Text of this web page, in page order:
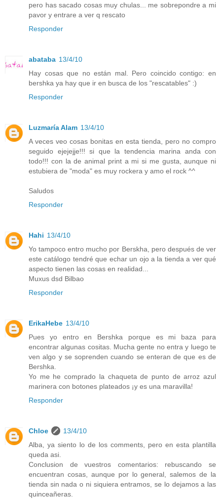
pero has sacado cosas muy chulas... me sobrepondre a mi
pavor y entrare a ver q rescato
Responder
abataba 13/4/10
Hay cosas que no están mal. Pero coincido contigo: en
bershka ya hay que ir en busca de los "rescatables" :)
Responder
Luzmaría Alam 13/4/10
A veces veo cosas bonitas en esta tienda, pero no compro
seguido ejejejje!!! si que la tendencia marina anda con
todo!!! con la de animal print a mi si me gusta, aunque ni
estubiera de "moda" es muy rockera y amo el rock ^^
Saludos
Responder
Hahi 13/4/10
Yo tampoco entro mucho por Berskha, pero después de ver
este catálogo tendré que echar un ojo a la tienda a ver qué
aspecto tienen las cosas en realidad...
Muxus dsd Bilbao
Responder
ErikaHebe 13/4/10
Pues yo entro en Bershka porque es mi baza para
encontrar algunas cositas. Mucha gente no entra y luego te
ven algo y se soprenden cuando se enteran de que es de
Bershka.
Yo me he comprado la chaqueta de punto de arroz azul
marinera con botones plateados ¡y es una maravilla!
Responder
Chloe
13/4/10
Alba, ya siento lo de los comments, pero en esta plantilla
queda asi.
Conclusion de vuestros comentarios: rebuscando se
encuentran cosas, aunque por lo general, salemos de la
tienda sin nada o ni siquiera entramos, se lo dejamos a las
quinceañeras.